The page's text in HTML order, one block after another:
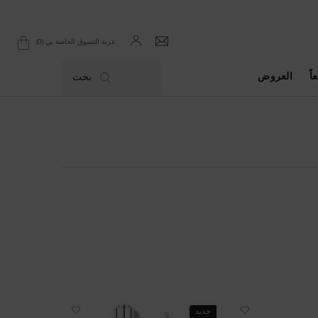
عربة التسوق الخاصة بي 0
0 product in cart
العروض بحث
جديد